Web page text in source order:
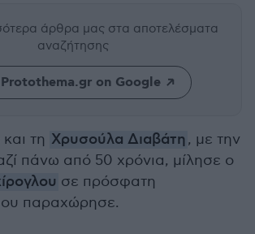
άρθρα μας στα αποτελέσματα
αναζήτησης
on Google
τη Χρυσούλα Διαβάτη, με την
πάνω από 50 χρόνια, μίλησε ο
σε πρόσφατη
παραχώρησε.